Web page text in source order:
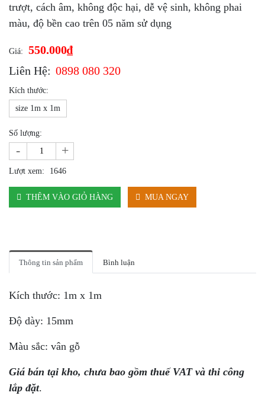
trượt, cách âm, không độc hại, dễ vệ sinh, không phai
màu, độ bền cao trên 05 năm sử dụng
Giá:
550.000₫
Liên Hệ: 0898 080 320
Kích thước:
size 1m x 1m
Số lượng:
- +
Lượt xem: 1646
THÊM VÀO GIỎ HÀNG MUA NGAY
Thông tin sản phẩm Bình luận
Kích thước: 1m x 1m
Độ dày: 15mm
Màu sắc: vân gỗ
Giá bán tại kho, chưa bao gồm thuế VAT và thi công
lắp đặt.